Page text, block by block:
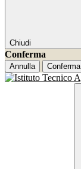
Chiudi
Conferma
Annulla Conferma